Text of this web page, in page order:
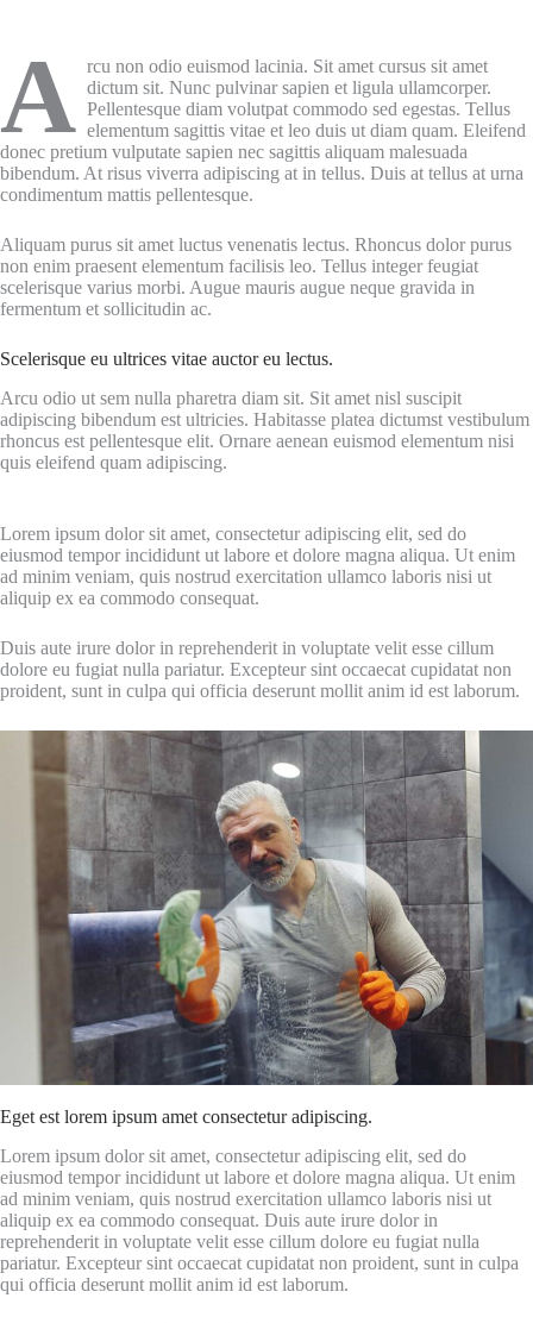
A rcu non odio euismod lacinia. Sit amet cursus sit amet
dictum sit. Nunc pulvinar sapien et ligula ullamcorper.
Pellentesque diam volutpat commodo sed egestas. Tellus
elementum sagittis vitae et leo duis ut diam quam. Eleifend
donec pretium vulputate sapien nec sagittis aliquam malesuada
bibendum. At risus viverra adipiscing at in tellus. Duis at tellus at urna
condimentum mattis pellentesque.
Aliquam purus sit amet luctus venenatis lectus. Rhoncus dolor purus
non enim praesent elementum facilisis leo. Tellus integer feugiat
scelerisque varius morbi. Augue mauris augue neque gravida in
fermentum et sollicitudin ac.
Scelerisque eu ultrices vitae auctor eu lectus.
Arcu odio ut sem nulla pharetra diam sit. Sit amet nisl suscipit
adipiscing bibendum est ultricies. Habitasse platea dictumst vestibulum
rhoncus est pellentesque elit. Ornare aenean euismod elementum nisi
quis eleifend quam adipiscing.
Lorem ipsum dolor sit amet, consectetur adipiscing elit, sed do
eiusmod tempor incididunt ut labore et dolore magna aliqua. Ut enim
ad minim veniam, quis nostrud exercitation ullamco laboris nisi ut
aliquip ex ea commodo consequat.
Duis aute irure dolor in reprehenderit in voluptate velit esse cillum
dolore eu fugiat nulla pariatur. Excepteur sint occaecat cupidatat non
proident, sunt in culpa qui officia deserunt mollit anim id est laborum.
Eget est lorem ipsum amet consectetur adipiscing.
Lorem ipsum dolor sit amet, consectetur adipiscing elit, sed do
eiusmod tempor incididunt ut labore et dolore magna aliqua. Ut enim
ad minim veniam, quis nostrud exercitation ullamco laboris nisi ut
aliquip ex ea commodo consequat. Duis aute irure dolor in
reprehenderit in voluptate velit esse cillum dolore eu fugiat nulla
pariatur. Excepteur sint occaecat cupidatat non proident, sunt in culpa
qui officia deserunt mollit anim id est laborum.